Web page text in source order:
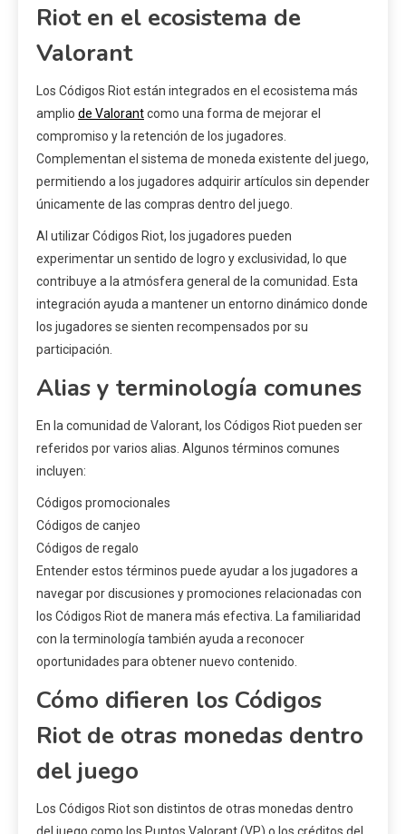
Riot en el ecosistema de
Valorant
Los Códigos Riot están integrados en el ecosistema más
amplio de Valorantcomo una forma de mejorar el
compromiso y la retención de los jugadores.
Complementan el sistema de moneda existente del juego,
permitiendo a los jugadores adquirir artículos sin depender
únicamente de las compras dentro del juego.
Al utilizar Códigos Riot, los jugadores pueden
experimentar un sentido de logro y exclusividad, lo que
contribuye a la atmósfera general de la comunidad. Esta
integración ayuda a mantener un entorno dinámico donde
los jugadores se sienten recompensados por su
participación.
Alias y terminología comunes
En la comunidad de Valorant, los Códigos Riot pueden ser
referidos por varios alias. Algunos términos comunes
incluyen:
Códigos promocionales
Códigos de canjeo
Códigos de regalo
Entender estos términos puede ayudar a los jugadores a
navegar por discusiones y promociones relacionadas con
los Códigos Riot de manera más efectiva. La familiaridad
con la terminología también ayuda a reconocer
oportunidades para obtener nuevo contenido.
Cómo difieren los Códigos
Riot de otras monedas dentro
del juego
Los Códigos Riot son distintos de otras monedas dentro